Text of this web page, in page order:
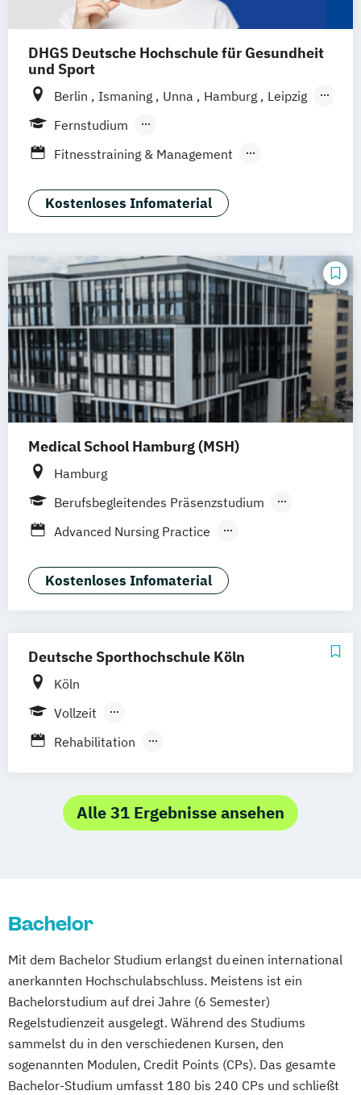
Therapiewissenschaften - Physiotherapie
DHGS Deutsche Hochschule für Gesundheit
und Sport
Berlin Ismaning Unna Hamburg
Leipzig
Köln
Frankfurt
Fernstudium
Berufsbegleitendes Präsenzstudium
Fitnesstraining & Management
Physician Assistant Physiotherapie
Positive Psychologie & Coaching
Sport und angewandte
Trainingswissenschaft (versch.
Schwerpunkte)
Kostenloses Infomaterial
Medical School Hamburg (MSH)
Hamburg
Berufsbegleitendes Präsenzstudium
Vollzeit
Duales Studium
Advanced Nursing Practice
Biomedizin Clinical Research (EN/DE)
Digital Health Management
Gesundheitsmanagement Schwerpunkt
Medical Controlling
Humanmedizin
Intermediale Kunsttherapie
Kunsttherapie
Logopädie
Medical and Health Education
Physiotherapie
Psychologie und Psychotherapie (nach
PsychThG 2019)
Psychologie mit Schwerpunkt
Rechtspsychologie
Rescue Management
Sexualwissenschaft
Soziale Arbeit
Kostenloses Infomaterial
Deutsche Sporthochschule Köln
Köln
Vollzeit
Berufsbegleitendes Präsenzstudium
Rehabilitation
Therapie
Sport Bewegung und Ernährung
Alle 31 Ergebnisse ansehen
Bachelor
Mit dem Bachelor Studium erlangst du einen international
anerkannten Hochschulabschluss. Meistens ist ein
Bachelorstudium auf drei Jahre (6 Semester)
Regelstudienzeit ausgelegt. Während des Studiums
sammelst du in den verschiedenen Kursen, den
sogenannten Modulen, Credit Points (CPs). Das gesamte
Bachelor-Studium umfasst 180 bis 240 CPs und schließt